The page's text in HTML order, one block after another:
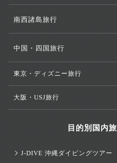
南西諸島旅行
中国・四国旅行
東京・ディズニー旅行
大阪・USJ旅行
目的別国内
J-DIVE 沖縄ダイビングツアー